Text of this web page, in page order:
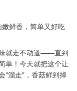
就走不动道——直到
单！今天就把这个让
"溜走"，香菇鲜到掉